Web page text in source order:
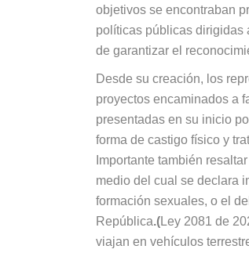
objetivos se encontraban
políticas públicas dirigidas
de garantizar el
Desde su creación, los
proyectos encaminados a
presentadas en su inicio
forma de castigo físico y
Importante también
medio del cual se declara
formación sexuales, o el
República.(Ley 2081 de
viajan en vehículos